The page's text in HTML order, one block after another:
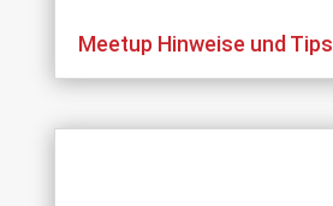
Meetup Hinweise und Tips